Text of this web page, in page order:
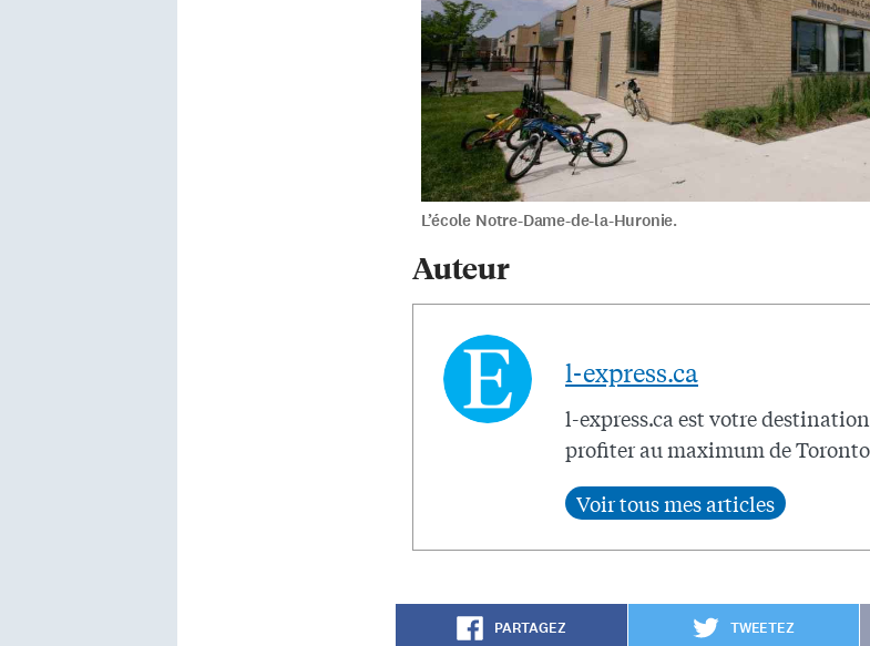
L’école Notre-Dame-de-la-Huronie.
Auteur
l-express.ca
l-express.ca est votre
profiter au maximum de
PARTAGEZ TWEETEZ